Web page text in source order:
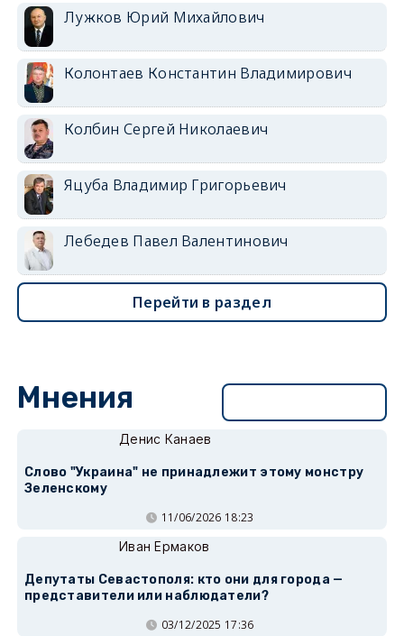
Лужков Юрий Михайлович
Колонтаев Константин Владимирович
Колбин Сергей Николаевич
Яцуба Владимир Григорьевич
Лебедев Павел Валентинович
Перейти в раздел
Мнения
Денис Канаев
Слово "Украина" не принадлежит этому монстру
Зеленскому
11/06/2026 18:23
Иван Ермаков
Депутаты Севастополя: кто они для города —
представители или наблюдатели?
03/12/2025 17:36